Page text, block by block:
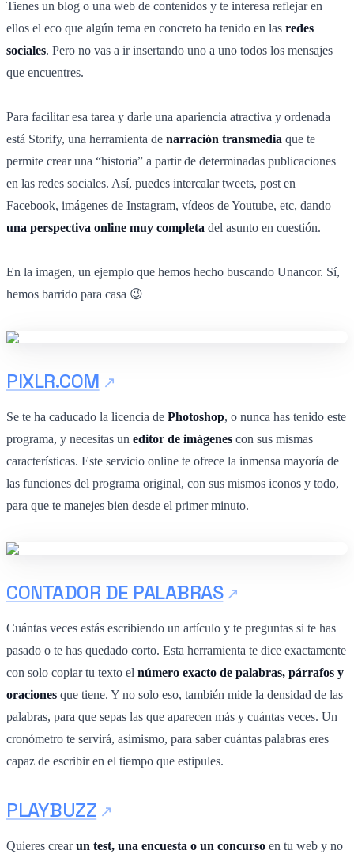
Tienes un blog o una web de contenidos y te interesa reflejar en
ellos el eco que algún tema en concreto ha tenido en las redes
sociales. Pero no vas a ir insertando uno a uno todos los mensajes
que encuentres.
Para facilitar esa tarea y darle una apariencia atractiva y ordenada
está Storify, una herramienta de narración transmedia que te
permite crear una “historia” a partir de determinadas publicaciones
en las redes sociales. Así, puedes intercalar tweets, post en
Facebook, imágenes de Instagram, vídeos de Youtube, etc, dando
una perspectiva online muy completa del asunto en cuestión.
En la imagen, un ejemplo que hemos hecho buscando Unancor. Sí,
hemos barrido para casa 😉
PIXLR.COM
Se te ha caducado la licencia de Photoshop, o nunca has tenido este
programa, y necesitas un editor de imágenes con sus mismas
características. Este servicio online te ofrece la inmensa mayoría de
las funciones del programa original, con sus mismos iconos y todo,
para que te manejes bien desde el primer minuto.
CONTADOR DE PALABRAS
Cuántas veces estás escribiendo un artículo y te preguntas si te has
pasado o te has quedado corto. Esta herramienta te dice exactamente
con solo copiar tu texto el número exacto de palabras, párrafos y
oraciones que tiene. Y no solo eso, también mide la densidad de las
palabras, para que sepas las que aparecen más y cuántas veces. Un
cronómetro te servirá, asimismo, para saber cuántas palabras eres
capaz de escribir en el tiempo que estipules.
PLAYBUZZ
Quieres crearun test, una encuesta o un concurso en tu web y no